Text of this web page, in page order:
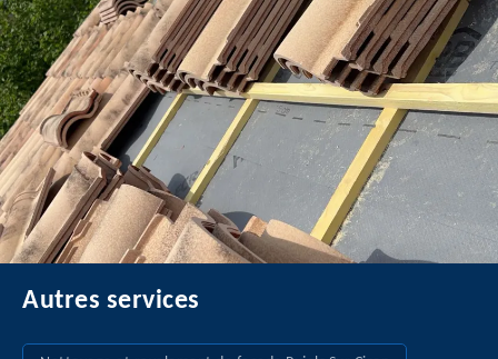
Autres services